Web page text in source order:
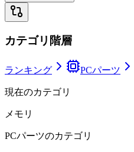
カテゴリ階層
ランキング PCパーツ
現在のカテゴリ
メモリ
PCパーツのカテゴリ